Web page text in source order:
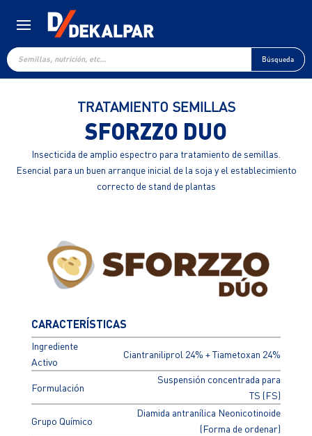
Búsqueda
de
productos
Búsqueda
TRATAMIENTO SEMILLAS
SFORZZO DUO
Insecticida de amplio espectro para tratamiento de semillas.
Esencial para un buen arranque inicial de la soja y el establecimiento
correcto de stand de plantas
CARACTERÍSTICAS
Ingrediente
Activo
Ciantraniliprol 24% + Tiametoxan 24%
Formulación
Suspensión concentrada para
TS (FS)
Grupo Químico
Diamida antranílica Neonicotinoide
(Forma de ordenar)